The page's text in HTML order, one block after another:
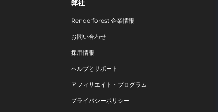
弊社
Renderforest 企業情報
お問い合わせ
採用情報
ヘルプとサポート
アフィリエイト・プログラム
プライバシーポリシー